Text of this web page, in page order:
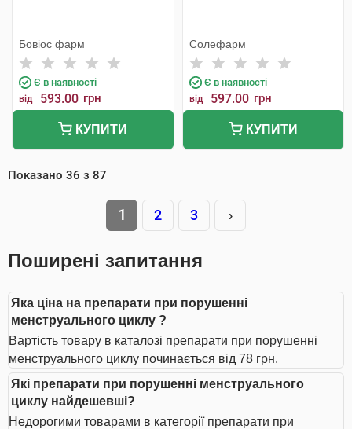
Бовіос фарм
Є в наявності
від 593.00 грн
КУПИТИ
Солефарм
Є в наявності
від 597.00 грн
КУПИТИ
Показано 36 з 87
1 2 3 ›
Поширені запитання
Яка ціна на препарати при порушенні
менструального циклу ?
Вартість товару в каталозі препарати при порушенні
менструального циклу починається від 78 грн.
Які препарати при порушенні менструального
циклу найдешевші?
Недорогими товарами в категорії препарати при